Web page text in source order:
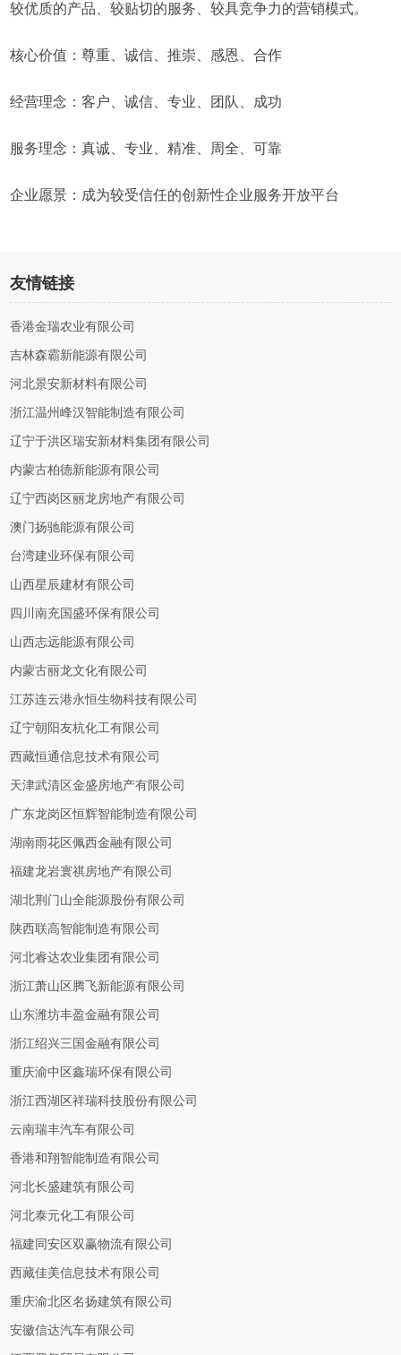
较优质的产品、较贴切的服务、较具竞争力的营销模式。
核心价值：尊重、诚信、推崇、感恩、合作
经营理念：客户、诚信、专业、团队、成功
服务理念：真诚、专业、精准、周全、可靠
企业愿景：成为较受信任的创新性企业服务开放平台
友情链接
香港金瑞农业有限公司
吉林森霸新能源有限公司
河北景安新材料有限公司
浙江温州峰汉智能制造有限公司
辽宁于洪区瑞安新材料集团有限公司
内蒙古柏德新能源有限公司
辽宁西岗区丽龙房地产有限公司
澳门扬驰能源有限公司
台湾建业环保有限公司
山西星辰建材有限公司
四川南充国盛环保有限公司
山西志远能源有限公司
内蒙古丽龙文化有限公司
江苏连云港永恒生物科技有限公司
辽宁朝阳友杭化工有限公司
西藏恒通信息技术有限公司
天津武清区金盛房地产有限公司
广东龙岗区恒辉智能制造有限公司
湖南雨花区佩西金融有限公司
福建龙岩寰祺房地产有限公司
湖北荆门山全能源股份有限公司
陕西联高智能制造有限公司
河北睿达农业集团有限公司
浙江萧山区腾飞新能源有限公司
山东潍坊丰盈金融有限公司
浙江绍兴三国金融有限公司
重庆渝中区鑫瑞环保有限公司
浙江西湖区祥瑞科技股份有限公司
云南瑞丰汽车有限公司
香港和翔智能制造有限公司
河北长盛建筑有限公司
河北泰元化工有限公司
福建同安区双赢物流有限公司
西藏佳美信息技术有限公司
重庆渝北区名扬建筑有限公司
安徽信达汽车有限公司